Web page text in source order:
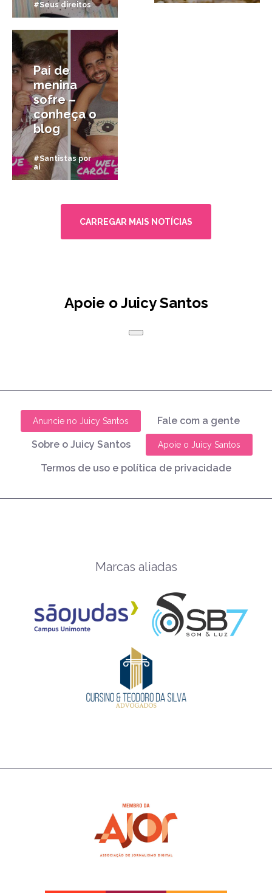
#Seus direitos
11/06/2013
Pai de
menina
sofre –
conheça o
blog
#Santistas por
aí
CARREGAR MAIS NOTÍCIAS
Apoie o Juicy Santos
Anuncie no Juicy Santos Fale com a gente
Sobre o Juicy Santos Apoie o Juicy Santos
Termos de uso e política de privacidade
Marcas aliadas